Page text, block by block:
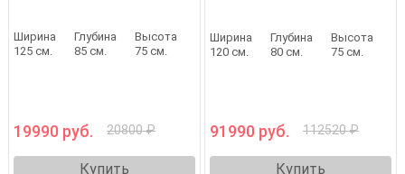
Ширина
125 см.
Глубина
85 см.
Высота
75 см.
19990 руб. 20800 ₽
Купить
Ширина
120 см.
Глубина
80 см.
Высота
75 см.
91990 руб. 112520 ₽
Купить